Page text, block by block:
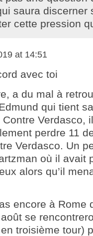
saura discerner
cette pression
at 14:51
avec toi
a du mal à
qui tient
Verdasco,
perdre 11
Verdasco. Un
où il avait
alors qu’il
encore à Rome
août se
troisième tour)